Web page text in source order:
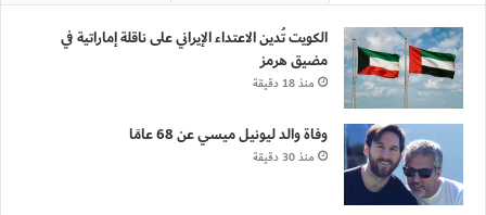
الكويت تُدين الاعتداء الإيراني على ناقلة إماراتية في
مضيق هرمز
منذ 18 دقيقة
وفاة والد ليونيل ميسي عن 68 عامًا
منذ 30 دقيقة